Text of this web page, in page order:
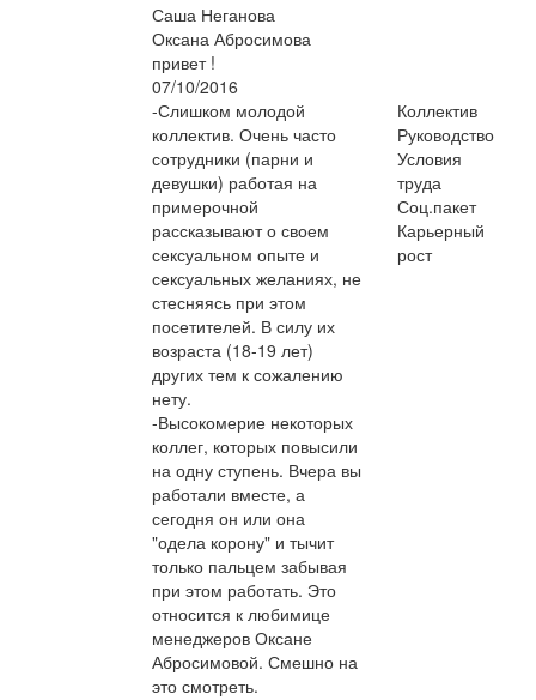
Саша Неганова
Оксана Абросимова
привет !
07/10/2016
-Слишком молодой
коллектив. Очень часто
сотрудники (парни и
девушки) работая на
примерочной
рассказывают о своем
сексуальном опыте и
сексуальных желаниях, не
стесняясь при этом
посетителей. В силу их
возраста (18-19 лет)
других тем к сожалению
нету.
-Высокомерие некоторых
коллег, которых повысили
на одну ступень. Вчера вы
работали вместе, а
сегодня он или она
"одела корону" и тычит
только пальцем забывая
при этом работать. Это
относится к любимице
менеджеров Оксане
Абросимовой. Смешно на
это смотреть.
Коллектив
Руководство
Условия
труда
Соц.пакет
Карьерный
рост